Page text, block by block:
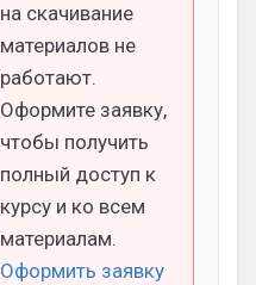
на скачивание
материалов не
работают.
Оформите заявку,
чтобы получить
полный доступ к
курсу и ко всем
материалам.
Оформить заявку